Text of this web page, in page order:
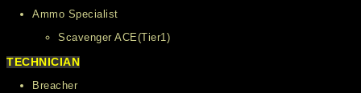
Ammo Specialist
Scavenger ACE(Tier1)
TECHNICIAN
Breacher